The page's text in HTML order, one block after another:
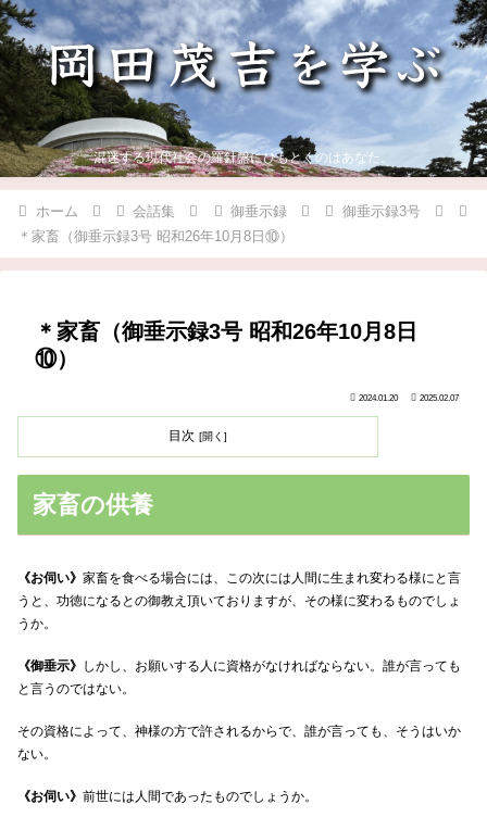
混迷する現代社会の羅針盤にひもとくのはあなた。
ホーム 会話集 御垂示録
御垂示録3号
＊家畜（御垂示録3号 昭和26年10月8日⑩）
＊家畜（御垂示録3号 昭和26年10月8日
⑩）
2024.01.20 2025.02.07
目次
家畜の供養
《お伺い》 家畜を食べる場合には、この次には人間に生まれ変わる様にと言
うと、功徳になるとの御教え頂いておりますが、その様に変わるものでしょ
うか。
《御垂示》 しかし、お願いする人に資格がなければならない。誰が言っても
と言うのではない。
その資格によって、神様の方で許されるからで、誰が言っても、そうはいか
ない。
《お伺い》 前世には人間であったものでしょうか。